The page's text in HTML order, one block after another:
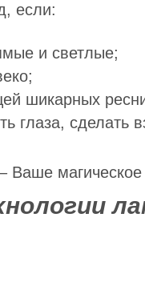
если:
и светлые;
шикарных
глаза, сделать